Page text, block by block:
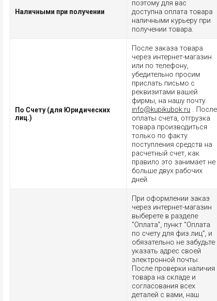
Наличными при получении
поэтому для вас
доступна оплата товара
наличными курьеру при
получении товара.
По Счету (для Юридических
лиц.)
После заказа товара
через интернет-магазин
или по телефону,
убедительно просим
прислать письмо с
реквизитами вашей
фирмы, на нашу почту
info@kupikubok.ru . После
оплаты счета, отгрузка
товара производиться
только по факту
поступления средств на
расчетный счет, как
правило это занимает не
больше двух рабочих
дней.
При оформлении заказ
через интернет-магазин
выберете в разделе
"Оплата", пункт "Оплата
по счету для физ.лиц", и
обязательно не забудьте
указать адрес своей
электронной почты.
После проверки наличия
товара на складе и
согласования всех
деталей с вами, наш